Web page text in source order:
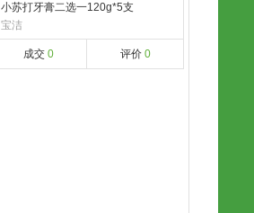
小苏打牙膏二选一120g*5支
宝洁
成交0 评价 0